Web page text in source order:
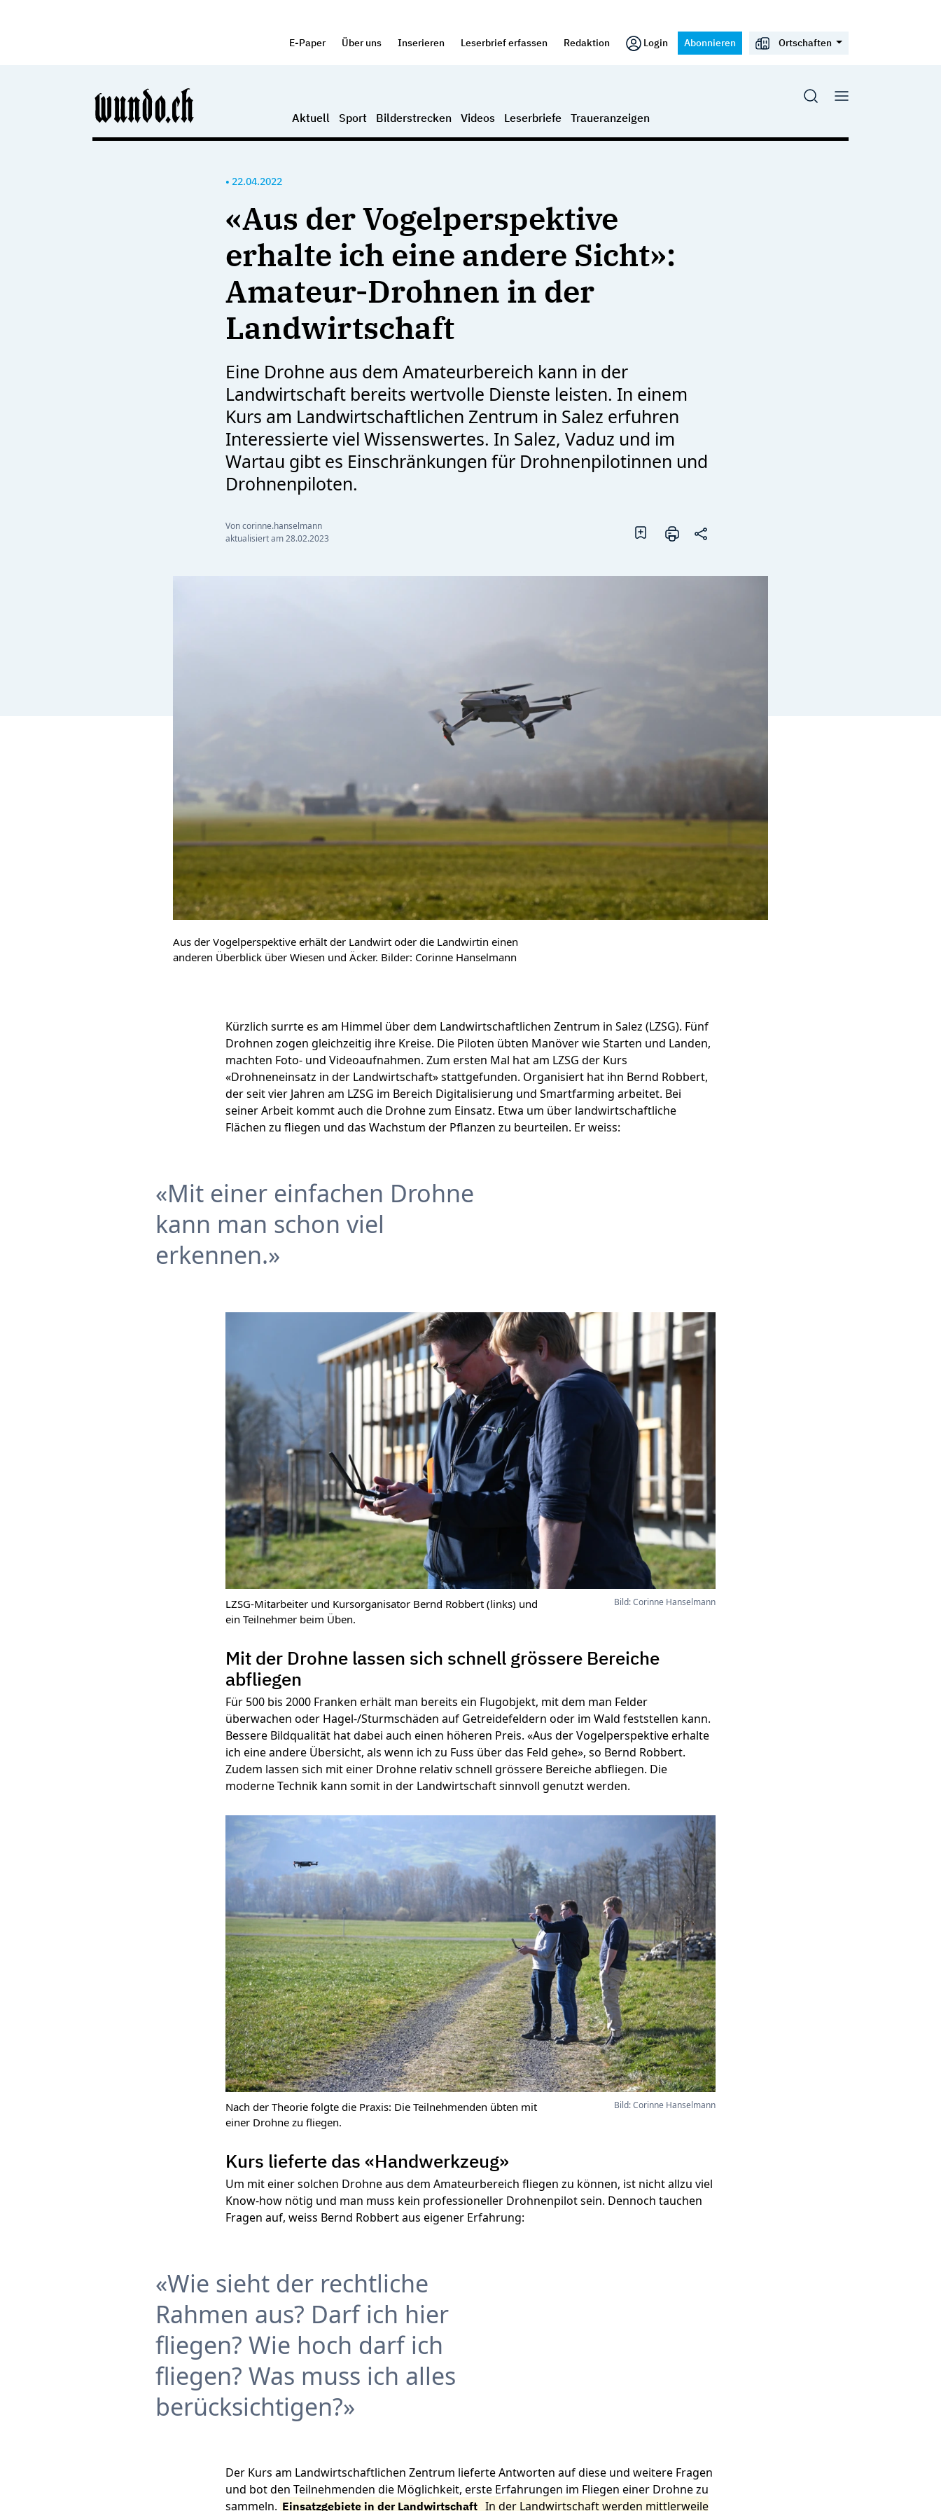
E-Paper Über uns Inserieren Leserbrief erfassen Redaktion Login Abonnieren Ortschaften
Aktuell Sport Bilderstrecken Videos Leserbriefe Traueranzeigen
• 22.04.2022
«Aus der Vogelperspektive
erhalte ich eine andere Sicht»:
Amateur-Drohnen in der
Landwirtschaft
Eine Drohne aus dem Amateurbereich kann in der
Landwirtschaft bereits wertvolle Dienste leisten. In einem
Kurs am Landwirtschaftlichen Zentrum in Salez erfuhren
Interessierte viel Wissenswertes. In Salez, Vaduz und im
Wartau gibt es Einschränkungen für Drohnenpilotinnen und
Drohnenpiloten.
Von corinne.hanselmann
aktualisiert am28.02.2023
Aus der Vogelperspektive erhält der Landwirt oder die Landwirtin einen
anderen Überblick über Wiesen und Äcker. Bilder: Corinne Hanselmann
Kürzlich surrte es am Himmel über dem Landwirtschaftlichen Zentrum in Salez (LZSG). Fünf
Drohnen zogen gleichzeitig ihre Kreise. Die Piloten übten Manöver wie Starten und Landen,
machten Foto- und Videoaufnahmen. Zum ersten Mal hat am LZSG der Kurs
«Drohneneinsatz in der Landwirtschaft» stattgefunden. Organisiert hat ihn Bernd Robbert,
der seit vier Jahren am LZSG im Bereich Digitalisierung und Smartfarming arbeitet. Bei
seiner Arbeit kommt auch die Drohne zum Einsatz. Etwa um über landwirtschaftliche
Flächen zu fliegen und das Wachstum der Pflanzen zu beurteilen. Er weiss:
Mit einer einfachen Drohne
kann man schon viel
erkennen.
LZSG-Mitarbeiter und Kursorganisator Bernd Robbert (links) und
ein Teilnehmer beim Üben.
Bild: Corinne Hanselmann
Mit der Drohne lassen sich schnell grössere Bereiche
abfliegen
Für 500 bis 2000 Franken erhält man bereits ein Flugobjekt, mit dem man Felder
überwachen oder Hagel-/Sturmschäden auf Getreidefeldern oder im Wald feststellen kann.
Bessere Bildqualität hat dabei auch einen höheren Preis. «Aus der Vogelperspektive erhalte
ich eine andere Übersicht, als wenn ich zu Fuss über das Feld gehe», so Bernd Robbert.
Zudem lassen sich mit einer Drohne relativ schnell grössere Bereiche abfliegen. Die
moderne Technik kann somit in der Landwirtschaft sinnvoll genutzt werden.
Nach der Theorie folgte die Praxis: Die Teilnehmenden übten mit
einer Drohne zu fliegen.
Bild: Corinne Hanselmann
Kurs lieferte das «Handwerkzeug»
Um mit einer solchen Drohne aus dem Amateurbereich fliegen zu können, ist nicht allzu viel
Know-how nötig und man muss kein professioneller Drohnenpilot sein. Dennoch tauchen
Fragen auf, weiss Bernd Robbert aus eigener Erfahrung:
Wie sieht der rechtliche
Rahmen aus? Darf ich hier
fliegen? Wie hoch darf ich
fliegen? Was muss ich alles
berücksichtigen?
Der Kurs am Landwirtschaftlichen Zentrum lieferte Antworten auf diese und weitere Fragen
und bot den Teilnehmenden die Möglichkeit, erste Erfahrungen im Fliegen einer Drohne zu
sammeln. Einsatzgebiete in der Landwirtschaft In der Landwirtschaft werden mittlerweile